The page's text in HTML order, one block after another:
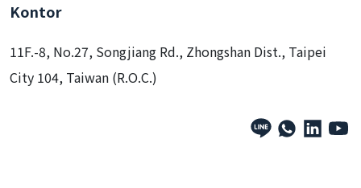
Kontor
11F.-8, No.27, Songjiang Rd., Zhongshan Dist., Taipei
City 104, Taiwan (R.O.C.)